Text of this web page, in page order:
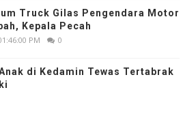
Truck Gilas Pengendara Motor
Kepala Pecah
PM 0
di Kedamin Tewas Tertabrak